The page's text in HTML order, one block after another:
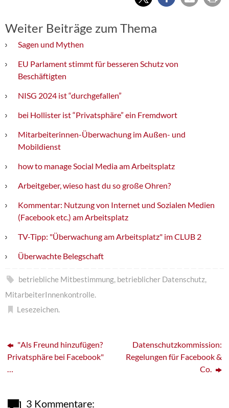
Weiter Beiträge zum Thema
Sagen und Mythen
EU Parlament stimmt für besseren Schutz von
Beschäftigten
NISG 2024 ist “durchgefallen”
bei Hollister ist “Privatsphäre” ein Fremdwort
Mitarbeiterinnen-Überwachung im Außen- und
Mobildienst
how to manage Social Media am Arbeitsplatz
Arbeitgeber, wieso hast du so große Ohren?
Kommentar: Nutzung von Internet und Sozialen Medien
(Facebook etc.) am Arbeitsplatz
TV-Tipp: "Überwachung am Arbeitsplatz" im CLUB 2
Überwachte Belegschaft
betriebliche Mitbestimmung, betrieblicher Datenschutz,
MitarbeiterInnenkontrolle.
Lesezeichen.
"Als Freund hinzufügen?
Privatsphäre bei Facebook"
…
Datenschutzkommission:
Regelungen für Facebook &
Co.
3 Kommentare: